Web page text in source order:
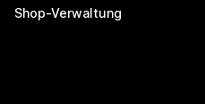
Shop-Verwaltung